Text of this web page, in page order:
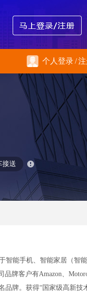
个人登录/
接送
智能手机、智能家居（智
牌客户有Amazon、
品牌。获得“国家级高新技